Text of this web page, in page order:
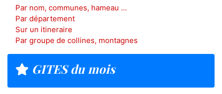
Par nom, communes, hameau ...
Par département
Sur un itineraire
Par groupe de collines, montagnes
GITES du mois